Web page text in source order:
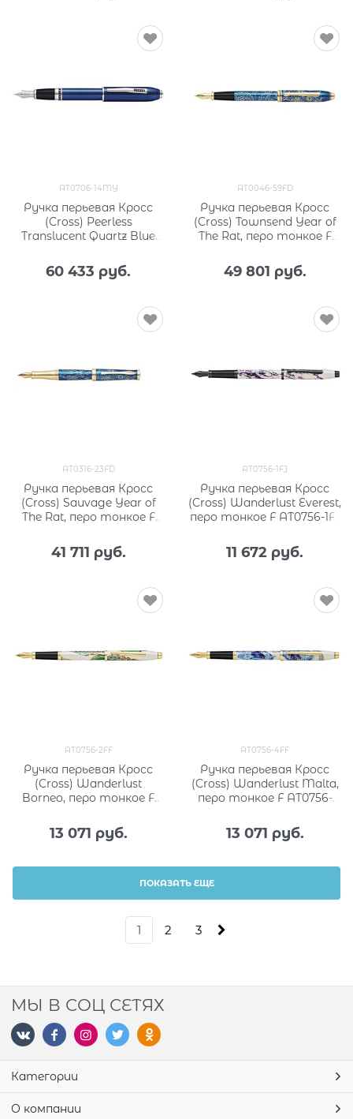
AT0706-14MY
Ручка перьевая Кросс
(Cross) Peerless
Translucent Quartz Blue
14MY
60 433 руб.
AT0046-59FD
Ручка перьевая Кросс
(Cross) Townsend Year of
The Rat, перо тонкое F
49 801 руб.
AT0316-23FD
Ручка перьевая Кросс
(Cross) Sauvage Year of
The Rat, перо тонкое F
41 711 руб.
AT0756-1FJ
Ручка перьевая Кросс
(Cross) Wanderlust Everest,
перо тонкое F AT0756-1FJ
11 672 руб.
AT0756-2FF
Ручка перьевая Кросс
(Cross) Wanderlust
Borneo, перо тонкое F
13 071 руб.
AT0756-4FF
Ручка перьевая Кросс
(Cross) Wanderlust Malta,
перо тонкое F AT0756-
13 071 руб.
ПОКАЗАТЬ ЕЩЕ
1 2 3
МЫ В СОЦ СЕТЯХ
Категории
О компании